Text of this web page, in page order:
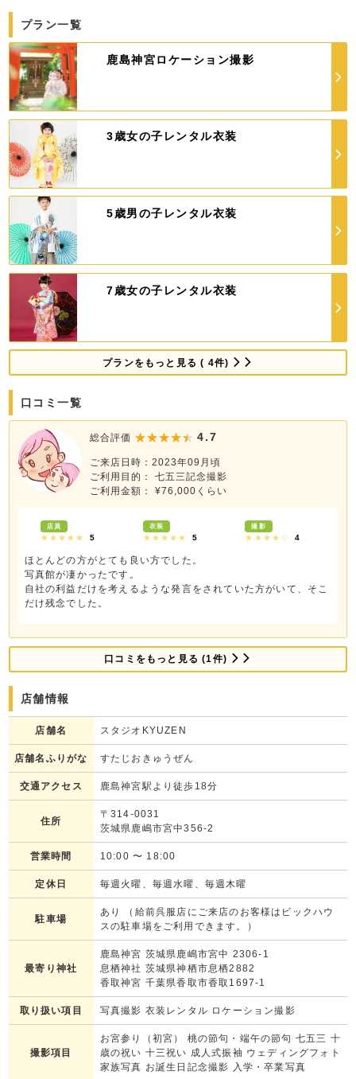
プラン一覧
鹿島神宮ロケーション撮影
3歳女の子レンタル衣装
5歳男の子レンタル衣装
7歳女の子レンタル衣装
プランをもっと見る ( 4件)
口コミ一覧
総合評価 4.7
ご来店日時：2023年09月頃
ご利用目的： 七五三記念撮影
ご利用金額： ¥76,000くらい
店員
★★★★★ 5
衣装
★★★★★ 5
撮影
★★★★☆ 4
ほとんどの方がとても良い方でした。
写真館が凄かったです。
自社の利益だけを考えるような発言をされていた方がいて、そこ
だけ残念でした。
口コミをもっと見る (1件)
店舗情報
店舗名 スタジオKYUZEN
店舗名ふりがな すたじおきゅうぜん
交通アクセス 鹿島神宮駅より徒歩18分
住所
〒314-0031
茨城県鹿嶋市宮中356-2
営業時間 10:00 〜 18:00
定休日 毎週火曜、毎週水曜、毎週木曜
駐車場
あり （給前呉服店にご来店のお客様はビックハウ
スの駐車場をご利用できます。）
最寄り神社
鹿島神宮 茨城県鹿嶋市宮中 2306-1
息栖神社 茨城県神栖市息栖2882
香取神宮 千葉県香取市香取1697-1
取り扱い項目 写真撮影 衣装レンタル ロケーション撮影
撮影項目
お宮参り（初宮） 桃の節句・端午の節句 七五三 十
歳の祝い 十三祝い 成人式振袖 ウェディングフォト
家族写真 お誕生日記念撮影 入学・卒業写真